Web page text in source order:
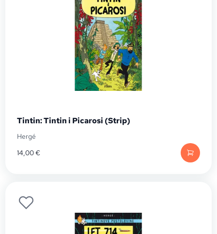
Tintin: Tintin i Picarosi (Strip)
Hergé
14,00€